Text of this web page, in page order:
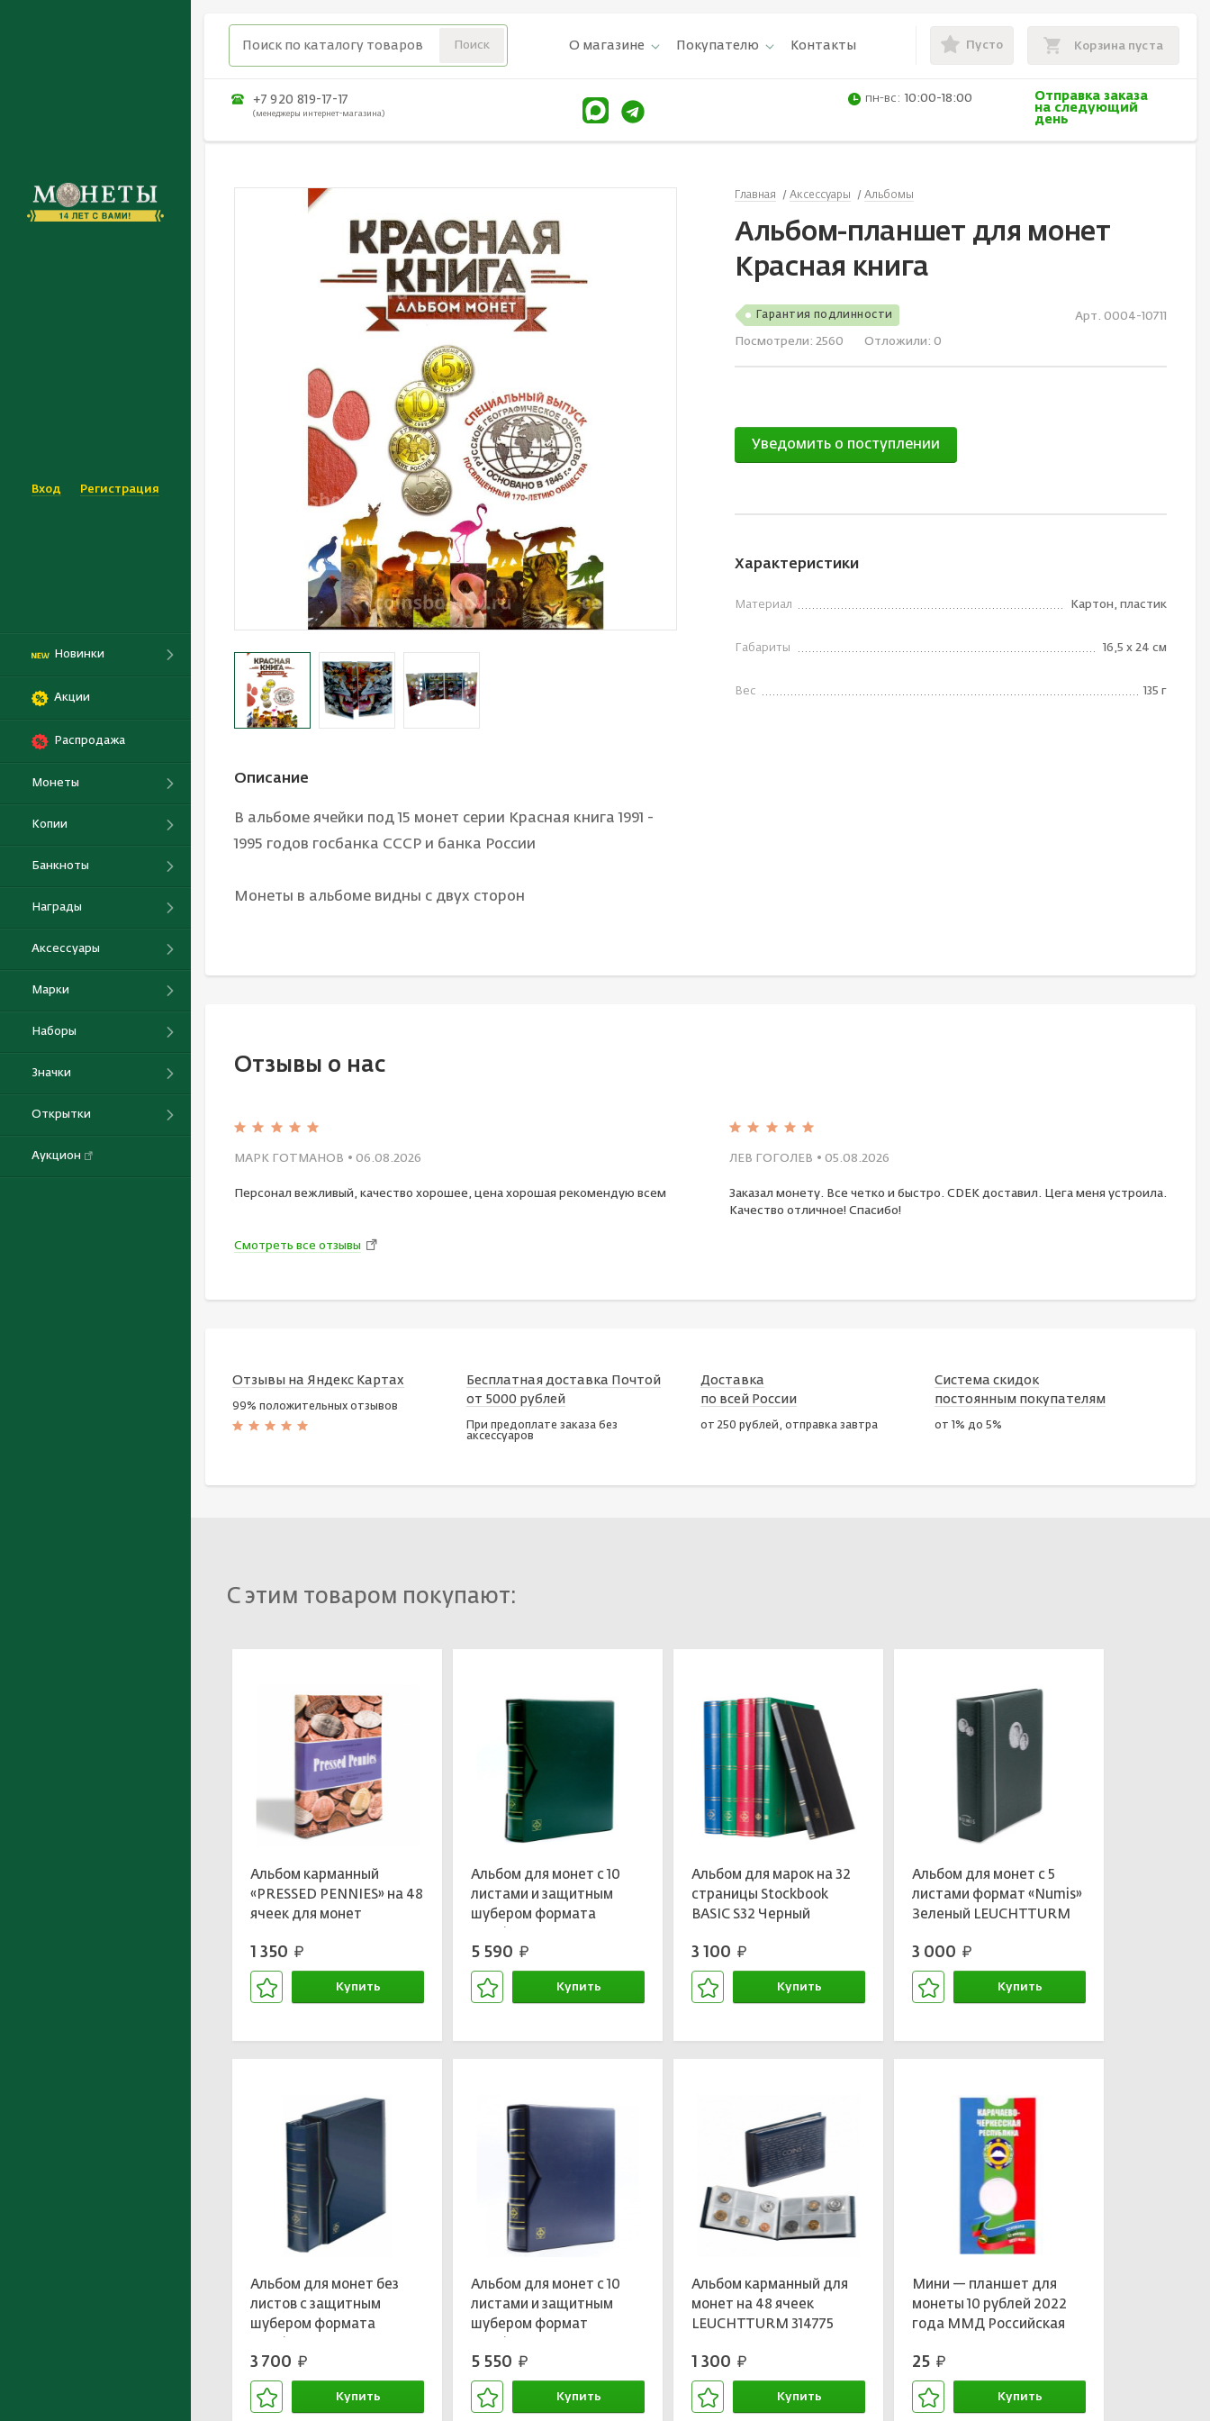
Вход Регистрация
Новинки
Акции
Распродажа
Монеты
Копии
Банкноты
Награды
Аксессуары
Марки
Наборы
Значки
Открытки
Аукцион
О магазине Покупателю Контакты Пусто Корзина пуста
+7 920 819-17-17
(менеджеры интернет-магазина)
пн-вс: 10:00-18:00
Отправка заказа
на следующий
день
Описание
В альбоме ячейки под 15 монет серии Красная книга 1991 -
1995 годов госбанка СССР и банка России
Монеты в альбоме видны с двух сторон
Главная Аксессуары Альбомы
Альбом-планшет для монет
Красная книга
Гарантия подлинности Арт. 0004-10711
Посмотрели: 2560 Отложили: 0
Уведомить о поступлении
Характеристики
Материал Картон, пластик
Габариты 16,5 х 24 см
Вес 135 г
Отзывы о нас
МАРК ГОТМАНОВ • 06.08.2026
Персонал вежливый, качество хорошее, цена хорошая рекомендую всем
ЛЕВ ГОГОЛЕВ • 05.08.2026
Заказал монету. Все четко и быстро. CDEK доставил. Цега меня устроила.
Качество отличное! Спасибо!
Смотреть все отзывы
Отзывы на Яндекс Картах
99% положительных отзывов
Бесплатная доставка Почтой
от 5000 рублей
При предоплате заказа без
аксессуаров
Доставка
по всей России
от 250 рублей, отправка завтра
Система скидок
постоянным покупателям
от 1% до 5%
С этим товаром покупают:
Альбом карманный
«PRESSED PENNIES» на 48
ячеек для монет
LEUCHTTURM 342625
1 350 руб.
Купить
Альбом для монет с 10
листами и защитным
шубером формата
LEUCHTTURM 320397
5 590 руб.
Купить
Альбом для марок на 32
страницы Stockbook
BASIC S32 Черный
3 100 руб.
Купить
Альбом для монет с 5
листами формат «Numis»
Зеленый LEUCHTTURM
3 000 руб.
Купить
Альбом для монет без
листов с защитным
шубером формата
(LEUCHTTURM 313389)
3 700 руб.
Купить
Альбом для монет с 10
листами и защитным
шубером формат
Классический дизайн
LEUCHTTURM 321845
5 550 руб.
Купить
Альбом карманный для
монет на 48 ячеек
LEUCHTTURM 314775
1 300 руб.
Купить
Мини — планшет для
монеты 10 рублей 2022
года ММД Российская
Карачаево-Черкесская
республика
25 руб.
Купить